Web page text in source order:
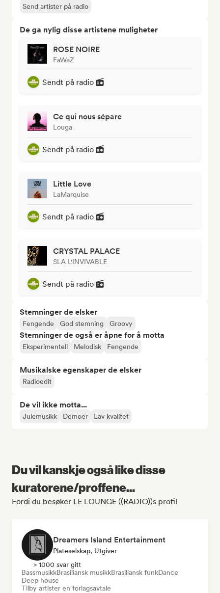
Send artister på radio
De ga nylig disse artistene muligheter
ROSE NOIRE
FaWaZ
Sendt på radio
Ce qui nous sépare
Louga
Sendt på radio
Little Love
LaMarquise
Sendt på radio
CRYSTAL PALACE
SLA L'INVIVABLE
Sendt på radio
Stemninger de elsker
Fengende God stemning Groovy
Stemninger de også er åpne for å motta
Eksperimentell Melodisk Fengende
Musikalske egenskaper de elsker
Radioedit
De vil ikke motta...
Julemusikk Demoer Lav kvalitet
Du vil kanskje også like disse
kuratorene/proffene...
Fordi du besøker LE LOUNGE ((RADIO))s profil
Dreamers Island Entertainment
Plateselskap, Utgiver
> 1000 svar gitt
BassmusikkBrasiliansk musikkBrasiliansk funkDance
Deep house
Tilby artister en forlagsavtale